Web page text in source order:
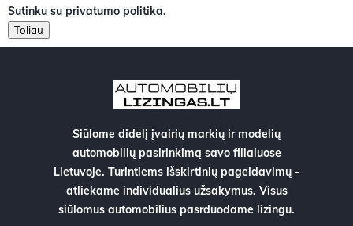
Sutinku su privatumo politika.
Siūlome didelį įvairių markių ir modelių
automobilių pasirinkimą savo filialuose
Lietuvoje. Turintiems išskirtinių pageidavimų -
atliekame individualius užsakymus. Visus
siūlomus automobilius pasrduodame lizingu.